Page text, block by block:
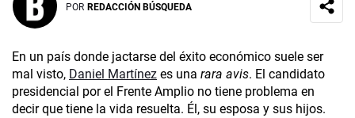
POR REDACCIÓN BÚSQUEDA
En un país donde jactarse del éxito económico suele ser
mal visto, Daniel Martínez es una rara avis. El candidato
presidencial por el Frente Amplio no tiene problema en
decir que tiene la vida resuelta. Él, su esposa y sus hijos.